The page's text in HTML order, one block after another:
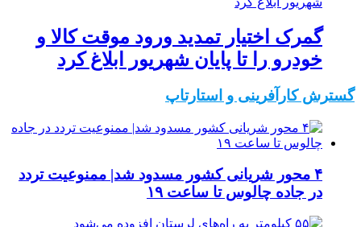
گمرک اختیار تمدید ورود موقت کالا و
خودرو را تا پایان شهریور ابلاغ کرد
گسترش کارآفرینی و استارتاپ
۴ محور شریانی کشور مسدود شد| ممنوعیت تردد
در جاده چالوس تا ساعت ۱۹